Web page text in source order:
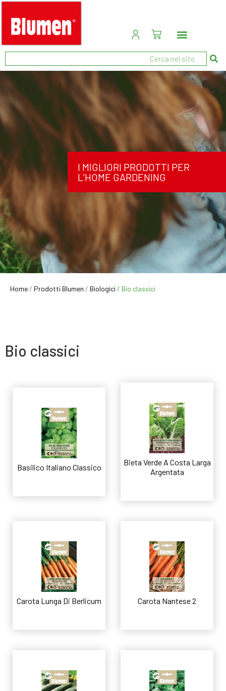
I MIGLIORI PRODOTTI PER
L’HOME GARDENING
Home / Prodotti Blumen / Biologici / Bio classici
Bio classici
Basilico Italiano Classico
Bieta Verde A Costa Larga
Argentata
Carota Lunga Di Berlicum Carota Nantese 2